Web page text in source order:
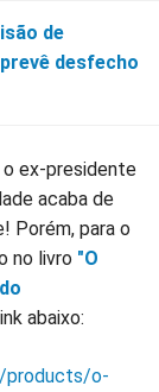
de
desfecho
o ex-presidente
acaba de
Porém, para o
no livro "O
abaixo:
products/o-